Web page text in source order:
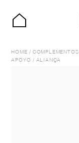
HOME / COMPLEMENTOS
APOYO / ALIANÇA